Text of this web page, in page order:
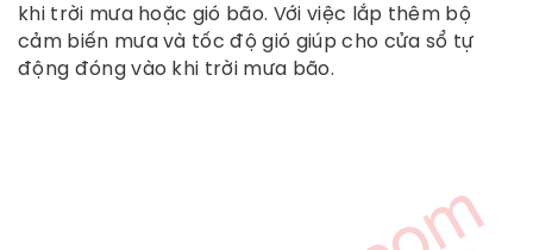
khi trời mưa hoặc gió bão. Với việc lắp thêm bộ
cảm biến mưa và tốc độ gió giúp cho cửa sổ tự
động đóng vào khi trời mưa bão.